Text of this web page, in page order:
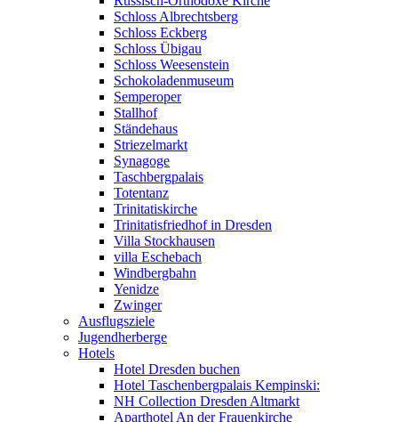
Schloss Albrechtsberg
Schloss Eckberg
Schloss Übigau
Schloss Weesenstein
Schokoladenmuseum
Semperoper
Stallhof
Ständehaus
Striezelmarkt
Synagoge
Taschbergpalais
Totentanz
Trinitatiskirche
Trinitatisfriedhof in Dresden
Villa Stockhausen
villa Eschebach
Windbergbahn
Yenidze
Zwinger
Ausflugsziele
Jugendherberge
Hotels
Hotel Dresden buchen
Hotel Taschenbergpalais Kempinski:
NH Collection Dresden Altmarkt
Aparthotel An der Frauenkirche